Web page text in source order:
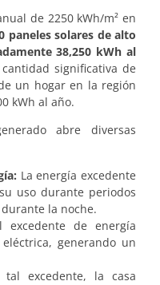
de 2250 kWh/m² en
paneles solares de alto
38,250 kWh al
significativa de
un hogar en la región
kWh al año.
abre diversas
La energía excedente
uso durante periodos
la noche.
excedente de energía
generando un
tal excedente, la casa